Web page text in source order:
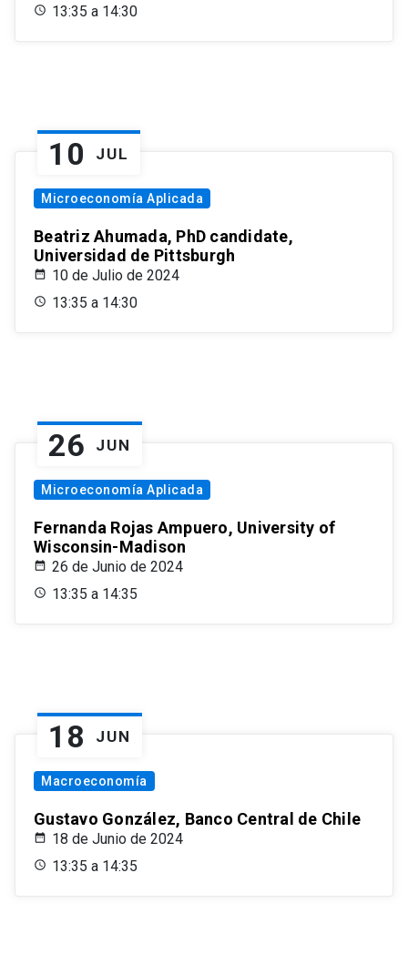
13:35 a 14:30
10 JUL
Microeconomía Aplicada
Beatriz Ahumada, PhD candidate,
Universidad de Pittsburgh
10 de Julio de 2024
13:35 a 14:30
26 JUN
Microeconomía Aplicada
Fernanda Rojas Ampuero, University of
Wisconsin-Madison
26 de Junio de 2024
13:35 a 14:35
18 JUN
Macroeconomía
Gustavo González, Banco Central de Chile
18 de Junio de 2024
13:35 a 14:35